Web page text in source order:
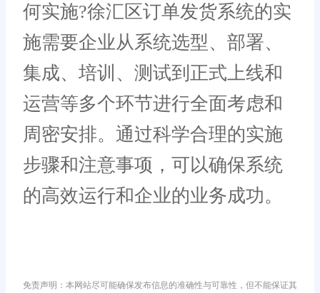
何实施?徐汇区订单发货系统的实
施需要企业从系统选型、部署、
集成、培训、测试到正式上线和
运营等多个环节进行全面考虑和
周密安排。通过科学合理的实施
步骤和注意事项，可以确保系统
的高效运行和企业的业务成功。
免责声明：本网站尽可能确保发布信息的准确性与可靠性，但不能保证其